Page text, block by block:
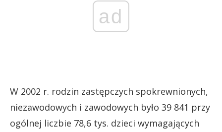
ad
W 2002 r. rodzin zastępczych spokrewnionych,
niezawodowych i zawodowych było 39 841 przy
ogólnej liczbie 78,6 tys. dzieci wymagających